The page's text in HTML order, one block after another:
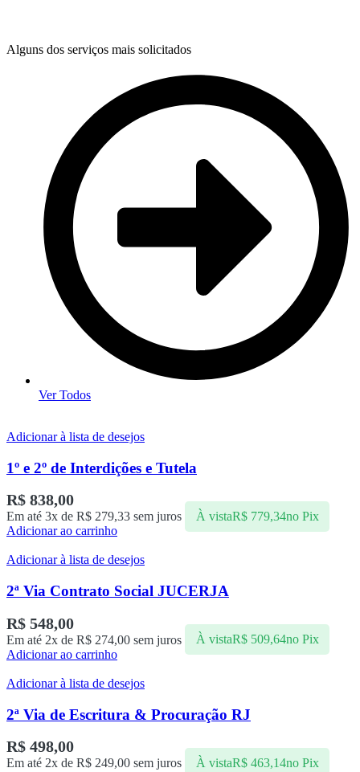
Alguns dos serviços mais solicitados
Ver Todos
Adicionar à lista de desejos
1º e 2º de Interdições e Tutela
R$ 838,00
Em até 3x de R$ 279,33 sem juros À vistaR$779,34no Pix
Adicionar ao carrinho
Adicionar à lista de desejos
2ª Via Contrato Social JUCERJA
R$ 548,00
Em até 2x de R$ 274,00 sem juros À vistaR$509,64no Pix
Adicionar ao carrinho
Adicionar à lista de desejos
2ª Via de Escritura & Procuração RJ
R$ 498,00
Em até 2x de R$ 249,00 sem juros À vistaR$463,14no Pix